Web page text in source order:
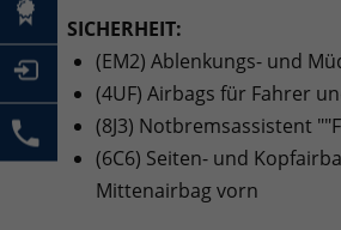
SICHERHEIT:
(EM2) Ablenkungs- und
(4UF) Airbags für Fahrer
(8J3) Notbremsassistent
(6C6) Seiten- und
Mittenairbag vorn